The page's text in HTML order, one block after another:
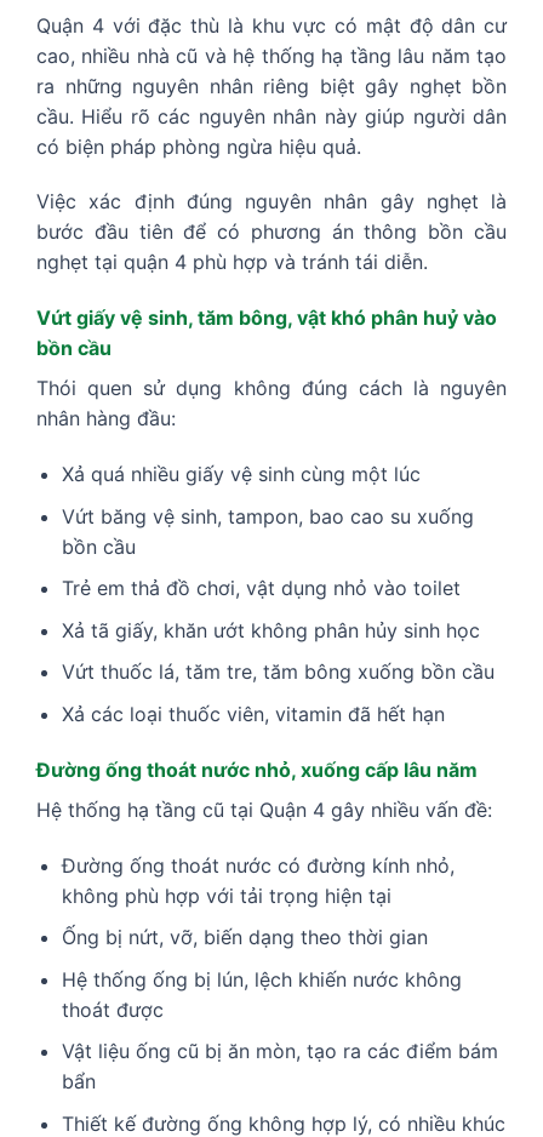
Quận 4 với đặc thù là khu vực có mật độ dân cư
cao, nhiều nhà cũ và hệ thống hạ tầng lâu năm tạo
ra những nguyên nhân riêng biệt gây nghẹt bồn
cầu. Hiểu rõ các nguyên nhân này giúp người dân
có biện pháp phòng ngừa hiệu quả.
Việc xác định đúng nguyên nhân gây nghẹt là
bước đầu tiên để có phương án thông bồn cầu
nghẹt tại quận 4 phù hợp và tránh tái diễn.
Vứt giấy vệ sinh, tăm bông, vật khó phân huỷ vào
bồn cầu
Thói quen sử dụng không đúng cách là nguyên
nhân hàng đầu:
Xả quá nhiều giấy vệ sinh cùng một lúc
Vứt băng vệ sinh, tampon, bao cao su xuống
bồn cầu
Trẻ em thả đồ chơi, vật dụng nhỏ vào toilet
Xả tã giấy, khăn ướt không phân hủy sinh học
Vứt thuốc lá, tăm tre, tăm bông xuống bồn cầu
Xả các loại thuốc viên, vitamin đã hết hạn
Đường ống thoát nước nhỏ, xuống cấp lâu năm
Hệ thống hạ tầng cũ tại Quận 4 gây nhiều vấn đề:
Đường ống thoát nước có đường kính nhỏ,
không phù hợp với tải trọng hiện tại
Ống bị nứt, vỡ, biến dạng theo thời gian
Hệ thống ống bị lún, lệch khiến nước không
thoát được
Vật liệu ống cũ bị ăn mòn, tạo ra các điểm bám
bẩn
Thiết kế đường ống không hợp lý, có nhiều khúc